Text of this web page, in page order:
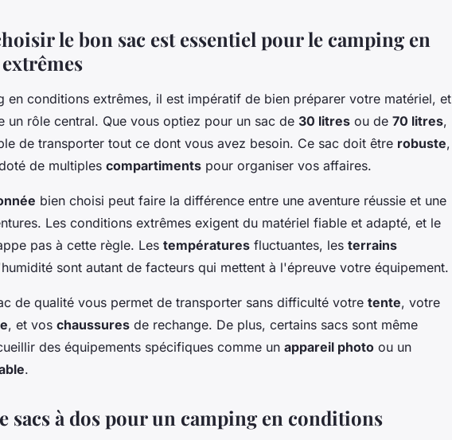
le bon sac est essentiel pour le camping en
en conditions extrêmes, il est impératif de bien préparer votre matériel, et
un rôle central. Que vous optiez pour un sac de 30 litres ou de 70 litres,
de transporter tout ce dont vous avez besoin. Ce sac doit être robuste,
de multiples compartiments pour organiser vos affaires.
bien choisi peut faire la différence entre une aventure réussie et une
Les conditions extrêmes exigent du matériel fiable et adapté, et le
pas à cette règle. Les températures fluctuantes, les terrains
sont autant de facteurs qui mettent à l'épreuve votre équipement.
de qualité vous permet de transporter sans difficulté votre tente, votre
, et vos chaussures de rechange. De plus, certains sacs sont même
des équipements spécifiques comme un appareil photo ou un
.
sacs à dos pour un camping en conditions